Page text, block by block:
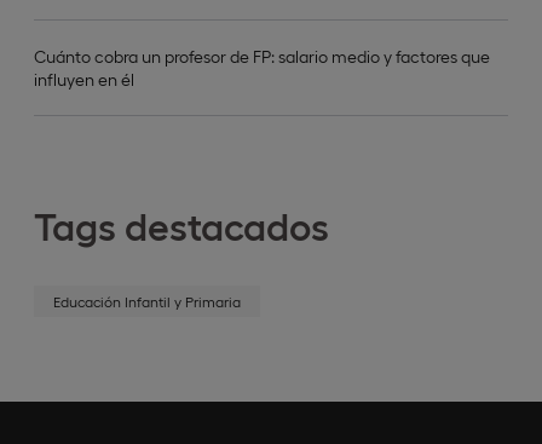
Cuánto cobra un profesor de FP: salario medio y factores que
influyen en él
Tags destacados
Educación Infantil y Primaria